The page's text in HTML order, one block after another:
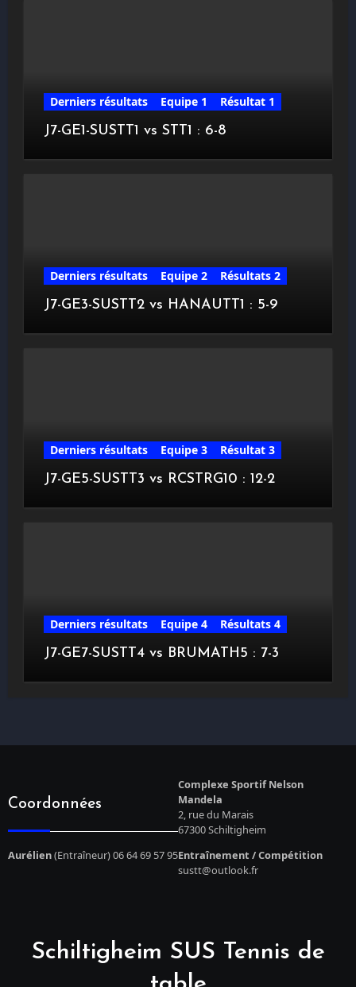
Derniers résultats Equipe 1
Résultat 1
J7-GE1-SUSTT1 vs STT1 : 6-8
Derniers résultats Equipe 2
Résultats 2
J7-GE3-SUSTT2 vs HANAUTT1 : 5-9
Derniers résultats Equipe 3
Résultat 3
J7-GE5-SUSTT3 vs RCSTRG10 : 12-2
Derniers résultats Equipe 4
Résultats 4
J7-GE7-SUSTT4 vs BRUMATH5 : 7-3
Coordonnées
Complexe Sportif Nelson
Mandela
2, rue du Marais
67300 Schiltigheim
Aurélien(Entraîneur) 06 64 69 57 95Entraînement / Compétition
sustt@outlook.fr
Schiltigheim SUS Tennis de